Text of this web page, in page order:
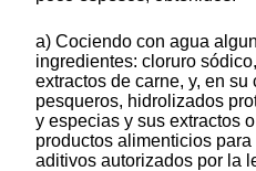
a) Cociendo con agua
ingredientes: cloruro
extractos de carne, y, en
pesqueros, hidrolizados
y especias y sus extractos
productos alimenticios
aditivos autorizados por la